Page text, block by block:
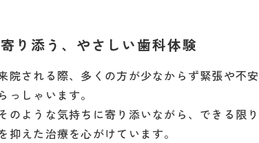
り添う、やさしい歯科体験
院される際、多くの方が少なからず緊張や不安
っしゃいます。
のような気持ちに寄り添いながら、できる限り
抑えた治療を心がけています。